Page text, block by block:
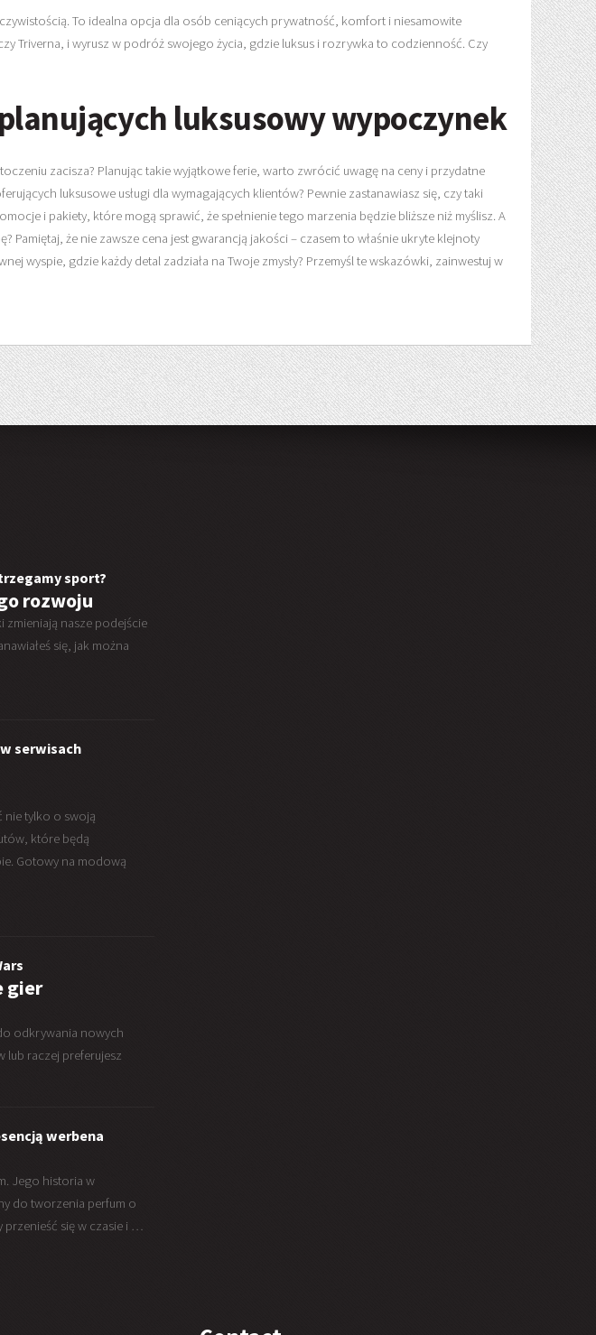
To idealna opcja dla osób ceniących prywatność, komfort i niesamowite
Triverna, i wyrusz w podróż swojego życia, gdzie luksus i rozrywka to codzienność. Czy
luksusowy wypoczynek
zacisza? Planując takie wyjątkowe ferie, warto zwrócić uwagę na ceny i przydatne
luksusowe usługi dla wymagających klientów? Pewnie zastanawiasz się, czy taki
i pakiety, które mogą sprawić, że spełnienie tego marzenia będzie bliższe niż myślisz. A
że nie zawsze cena jest gwarancją jakości – czasem to właśnie ukryte klejnoty
wyspie, gdzie każdy detal zadziała na Twoje zmysły? Przemyśl te wskazówki, zainwestuj w
sport?
rozwoju
zmieniają nasze podejście
się, jak można
serwisach
nie tylko o swoją
które będą
Gotowy na modową
gier
odkrywania nowych
lub raczej preferujesz
werbena
Jego historia w
do tworzenia perfum o
przenieść się w czasie i …